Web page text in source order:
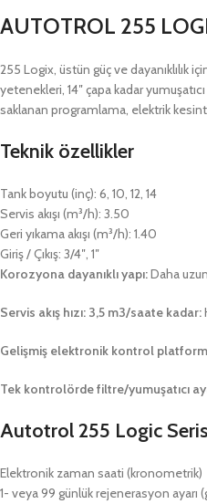
AUTOTROL 255
255 Logix, üstün güç ve dayanıklılık
yetenekleri, 14″ çapa kadar
saklanan programlama, elektrik
Teknik özellikler
Tank boyutu (inç): 6, 10, 12, 14
Servis akışı (m³/h): 3.50
Geri yıkama akışı (m³/h): 1.40
Giriş / Çıkış: 3/4″, 1″
Korozyona dayanıklı yapı:Daha
Servis akış hızı: 3,5 m3/saate kadar:
Gelişmiş elektronik kontrol
Tek kontrolörde filtre/yumuşatıcı
Autotrol 255 Logic
Elektronik zaman saati (kronometrik)
1- veya 99 günlük rejenerasyon ayarı